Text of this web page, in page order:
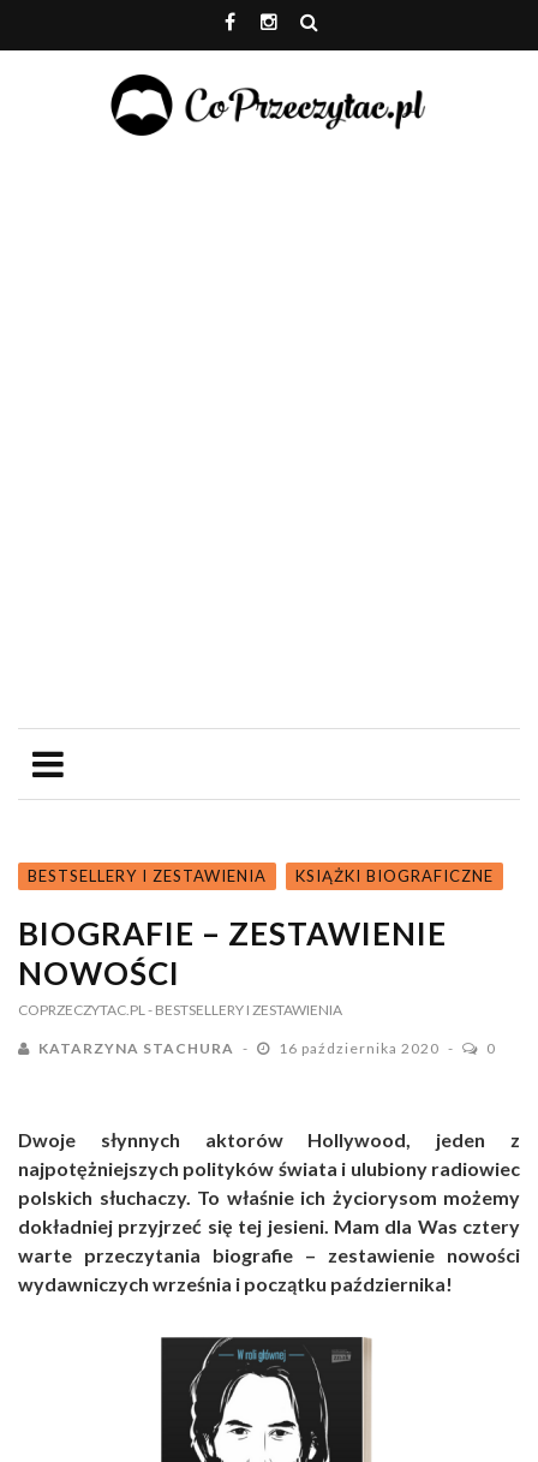
BESTSELLERY I ZESTAWIENIA KSIĄŻKI BIOGRAFICZNE
BIOGRAFIE – ZESTAWIENIE
NOWOŚCI
COPRZECZYTAC.PL - BESTSELLERY I ZESTAWIENIA
KATARZYNA STACHURA 16 października 2020 0
Dwoje słynnych aktorów Hollywood, jeden z
najpotężniejszych polityków świata i ulubiony radiowiec
polskich słuchaczy. To właśnie ich życiorysom możemy
dokładniej przyjrzeć się tej jesieni. Mam dla Was cztery
warte przeczytania biografie – zestawienie nowości
wydawniczych września i początku października!